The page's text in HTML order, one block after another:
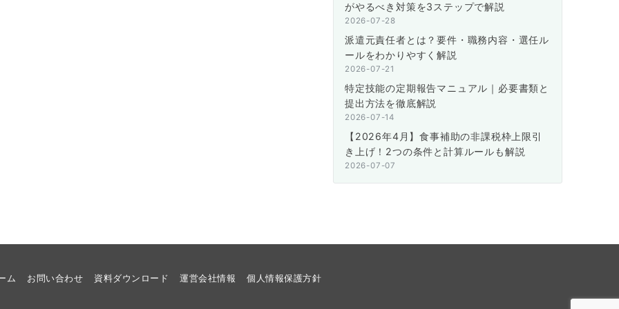
がやるべき対策を3ステップで解説
2026-07-28
派遣元責任者とは？要件・職務内容・選任ル
ールをわかりやすく解説
2026-07-21
特定技能の定期報告マニュアル｜必要書類と
提出方法を徹底解説
2026-07-14
【2026年4月】食事補助の非課税枠上限引
き上げ！2つの条件と計算ルールも解説
2026-07-07
ム お問い合わせ 資料ダウンロード 運営会社情報 個人情報保護方針